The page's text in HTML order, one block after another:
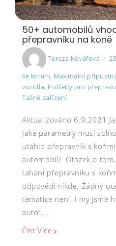
50+ automobilů
přepravníku na koně
Tereza Kovářová
on
ke koním, Maximální
vozidla, Potřeby pro přepravu
Tažné zařízení
Aktualizováno 6.9.2021
Jaké parametry musí
utáhlo přepravník s
automobil? Otázek o
tahání přepravníku s
odpovědi nikde. Žádný
tématice není. I my jsme
auto“,…
Číst Více